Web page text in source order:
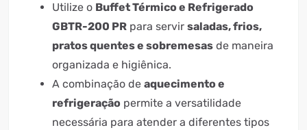
Utilize o Buffet Térmico e Refrigerado
GBTR-200 PR para servir saladas, frios,
pratos quentes e sobremesas de maneira
organizada e higiênica.
A combinação de aquecimento e
refrigeração permite a versatilidade
necessária para atender a diferentes tipos